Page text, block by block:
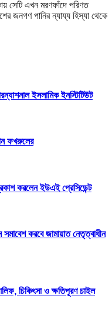
সেটি এখন মরণফাঁদে পরিণত
জনগণ পানির ন্যায্য হিস্যা থেকে
ইসলামিক ইনস্টিটিউট
ফখরুলের
করলেন ইউএই প্রেসিডেন্ট
করবে জামায়াত নেতৃত্বাধীন
চিকিৎসা ও ক্ষতিপূরণ চাইল